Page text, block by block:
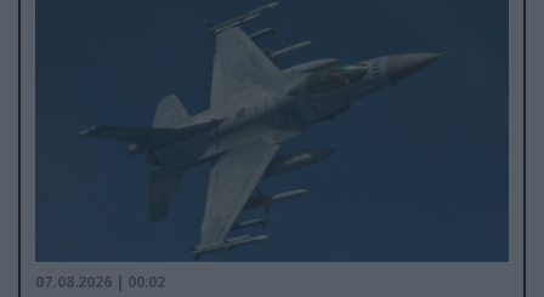
07.08.2026 | 00:02